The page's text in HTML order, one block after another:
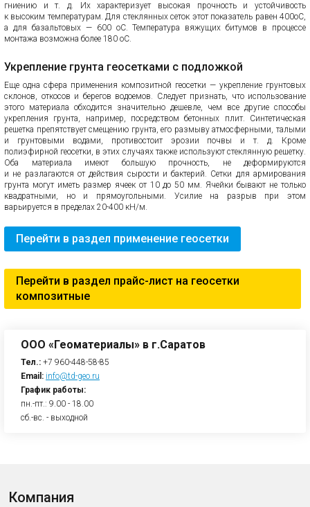
гниению и т. д. Их характеризует высокая прочность и устойчивость
к высоким температурам. Для стеклянных сеток этот показатель равен 400оС,
а для базальтовых — 600 оС. Температура вяжущих битумов в процессе
монтажа возможна более 180 оС.
Укрепление грунта геосетками с подложкой
Еще одна сфера применения композитной геосетки — укрепление грунтовых
склонов, откосов и берегов водоемов. Следует признать, что использование
этого материала обходится значительно дешевле, чем все другие способы
укрепления грунта, например, посредством бетонных плит. Синтетическая
решетка препятствует смещению грунта, его размыву атмосферными, талыми
и грунтовыми водами, противостоит эрозии почвы и т. д. Кроме
полиэфирной геосетки, в этих случаях также используют стеклянную решетку.
Оба материала имеют большую прочность, не деформируются
и не разлагаются от действия сырости и бактерий. Сетки для армирования
грунта могут иметь размер ячеек от 10 до 50 мм. Ячейки бывают не только
квадратными, но и прямоугольными. Усилие на разрыв при этом
варьируется в пределах 20-400 кН/м.
Перейти в раздел применение геосетки
Перейти в раздел прайс-лист на геосетки
композитные
ООО «Геоматериалы» в г.Саратов
Тел.: +7 960-448-58-85
Email: info@td-geo.ru
График работы:
пн.-пт.: 9.00 - 18.00
сб.-вс. - выходной
Компания